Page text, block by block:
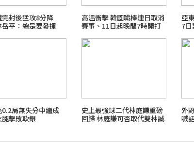
封後猛攻8分降
平：總是要發揮
高溫衝擊 韓國職棒連日取消
賽事、11日起晚間7時開打
亞
7
局無失分中繼成
擊敗軟銀
史上最強球二代林庭謙重磅
回歸 林庭謙可否取代雙林誠
外
喊